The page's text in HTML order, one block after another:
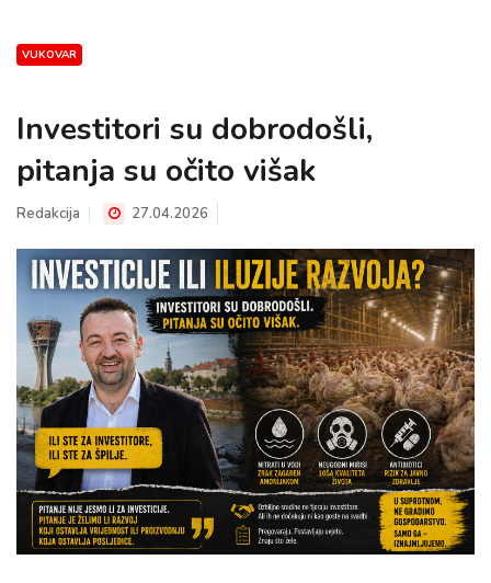
VUKOVAR
Investitori su dobrodošli,
pitanja su očito višak
Redakcija 27.04.2026